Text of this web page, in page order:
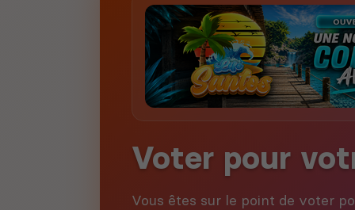
Voter pour
Vous êtes sur le point de voter